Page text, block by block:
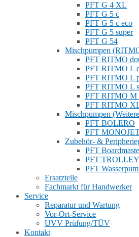
PFT G 4 XL
PFT G 5 c
PFT G 5 c eco
PFT G 5 super
PFT G 54
Mischpumpen
PFT RITMO
PFT RITMO L
PFT RITMO L
PFT RITMO L
PFT RITMO M
PFT RITMO
Mischpumpen
PFT BOLERO
PFT
Zubehör- &
PFT
PFT
PFT
Ersatzteile
Fachmarkt für Handwerker
Service
Reparatur und Wartung
Vor-Ort-Service
UVV Prüfung/TÜV
Kontakt